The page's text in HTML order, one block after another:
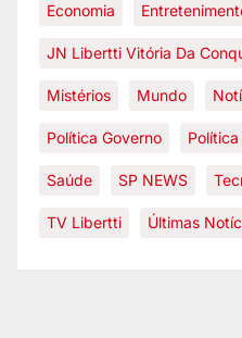
Economia
JN Libertti Vitória Da
Mistérios Mundo
Política Governo
Saúde SP NEWS
TV Libertti Últimas